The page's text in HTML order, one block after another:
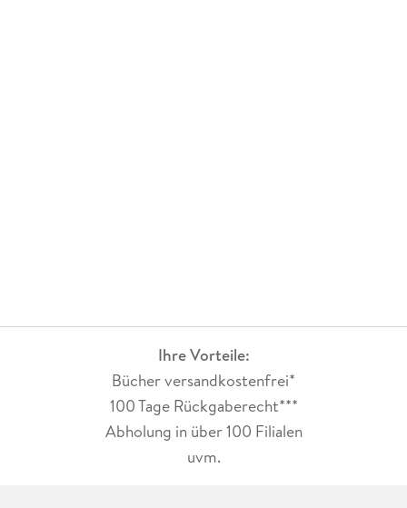
Ihre Vorteile:
Bücher versandkostenfrei*
100 Tage Rückgaberecht***
Abholung in über 100 Filialen
uvm.